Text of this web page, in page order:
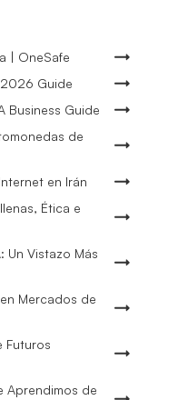
| OneSafe
Guide
Business Guide
de
en Irán
Ética e
Un Vistazo Más
Mercados de
Futuros
Aprendimos de